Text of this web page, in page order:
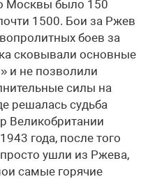
Москвы было 150
1500. Бои за Ржев
боев за
сковывали основные
и не позволили
силы на
решалась судьба
Великобритании
года, после того
ушли из Ржева,
самые горячие